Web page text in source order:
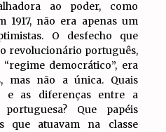
ao poder, como
1917, não era apenas um
O desfecho que
revolucionário português,
democrático”, era
mas não a única. Quais
e as diferenças entre a
Que papéis
que atuavam na classe